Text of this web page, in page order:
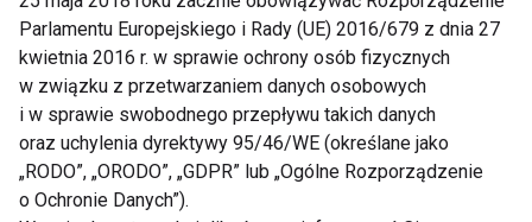
Tonik odświeżajacy – Do 3 łyżek mleka
wlej kilka kropel cytryny, a następnie
nasącz wacik i przemyj twarz i szyję.
Maska odżywcza – 4 łyżki ciepłego
mleka połącz z łyżką miodu i nałóż
Parlamentu Europejskiego i Rady (UE) 2016/679 z dnia 27
kwietnia 2016 r. w sprawie ochrony osób fizycznych
w związku z przetwarzaniem danych osobowych
i w sprawie swobodnego przepływu takich danych
oraz uchylenia dyrektywy 95/46/WE (określane jako
„RODO”, „ORODO”, „GDPR” lub „Ogólne Rozporządzenie
o Ochronie Danych”).